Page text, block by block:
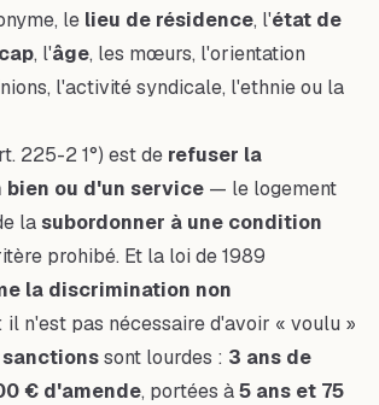
le lieu de résidence, l'état de
, l'âge, les mœurs, l'orientation
l'activité syndicale, l'ethnie ou la
225-2 1°) est de refuser la
ou d'un service — le logement
lasubordonner à une condition
prohibé. Et la loi de 1989
la discrimination non
: il n'est pas nécessaire d'avoir « voulu »
sanctionssont lourdes : 3 ans de
€ d'amende, portées à5 ans et 75